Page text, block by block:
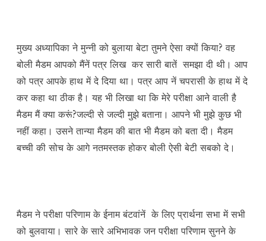
मुख्य अध्यापिका ने मुन्नी को बुलाया बेटा तुमने ऐसा क्यों किया? वह
बोली मैडम आपको मैंनें पत्र लिख कर सारी बातें समझा दी थी। आप
को पत्र आपके हाथ में दे दिया था। पत्र आप नें चपरासी के हाथ में दे
कर कहा था ठीक है। यह भी लिखा था कि मेरे परीक्षा आने वाली है
मैडम मैं क्या करूं?जल्दी से जल्दी मुझे बताना। आपने भी मुझे कुछ भी
नहीं कहा। उसने तान्या मैडम की बात भी मैडम को बता दी। मैडम
बच्ची की सोच के आगे नतमस्तक होकर बोली ऐसी बेटी सबको दे।
मैडम ने परीक्षा परिणाम के ईनाम बंटवांनें के लिए प्रार्थना सभा में सभी
को बुलवाया। सारे के सारे अभिभावक जन परीक्षा परिणाम सुनने के